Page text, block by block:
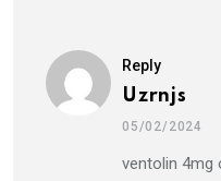
Reply
Uzrnjs
05/02/2024
ventolin 4mg